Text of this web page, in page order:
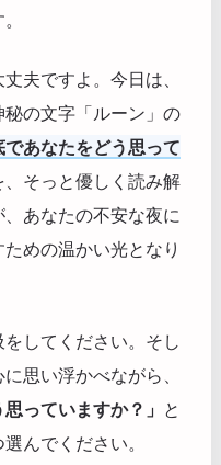
夫ですよ。今日は、
の文字「ルーン」の
あなたをどう思って
、そっと優しく読み解
あなたの不安な夜に
めの温かい光となり
してください。そし
思い浮かべながら、
っていますか？」 と
んでください。